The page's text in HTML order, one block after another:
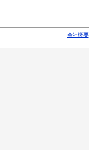
会社概要